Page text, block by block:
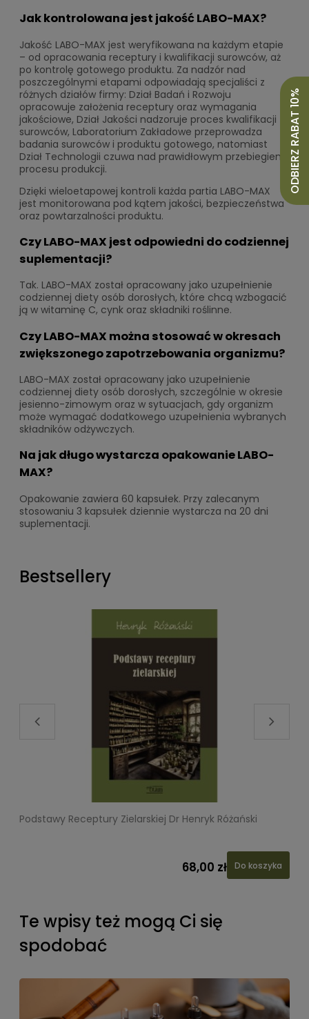
Jak kontrolowana jest jakość LABO-MAX?
Jakość LABO-MAX jest weryfikowana na każdym etapie
– od opracowania receptury i kwalifikacji surowców, aż
po kontrolę gotowego produktu. Za nadzór nad
poszczególnymi etapami odpowiadają specjaliści z
różnych działów firmy: Dział Badań i Rozwoju
opracowuje założenia receptury oraz wymagania
jakościowe, Dział Jakości nadzoruje proces kwalifikacji
surowców, Laboratorium Zakładowe przeprowadza
badania surowców i produktu gotowego, natomiast
Dział Technologii czuwa nad prawidłowym przebiegiem
procesu produkcji.
Dzięki wieloetapowej kontroli każda partia LABO-MAX
jest monitorowana pod kątem jakości, bezpieczeństwa
oraz powtarzalności produktu.
Czy LABO-MAX jest odpowiedni do codziennej
suplementacji?
Tak. LABO-MAX został opracowany jako uzupełnienie
codziennej diety osób dorosłych, które chcą wzbogacić
ją w witaminę C, cynk oraz składniki roślinne.
Czy LABO-MAX można stosować w okresach
zwiększonego zapotrzebowania organizmu?
LABO-MAX został opracowany jako uzupełnienie
codziennej diety osób dorosłych, szczególnie w okresie
jesienno-zimowym oraz w sytuacjach, gdy organizm
może wymagać dodatkowego uzupełnienia wybranych
składników odżywczych.
Na jak długo wystarcza opakowanie LABO-
MAX?
Opakowanie zawiera 60 kapsułek. Przy zalecanym
stosowaniu 3 kapsułek dziennie wystarcza na 20 dni
suplementacji.
Bestsellery
Podstawy Receptury Zielarskiej Dr Henryk Różański
68,00 zł Do koszyka
Te wpisy też mogą Ci się
spodobać
ODBIERZ RABAT 10%